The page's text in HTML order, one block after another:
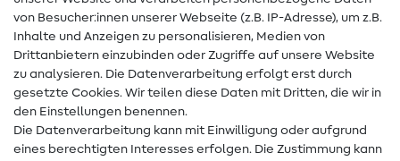
Hilfe & Kontakt
Kontakt
Infos zum Betreiberwechsel
Widerrufsrecht
von Besucher:innen unserer Webseite (z.B. IP-Adresse), um z.B.
Inhalte und Anzeigen zu personalisieren, Medien von
Drittanbietern einzubinden oder Zugriffe auf unsere Website
zu analysieren. Die Datenverarbeitung erfolgt erst durch
gesetzte Cookies. Wir teilen diese Daten mit Dritten, die wir in
den Einstellungen benennen.
Die Datenverarbeitung kann mit Einwilligung oder aufgrund
eines berechtigten Interesses erfolgen. Die Zustimmung kann